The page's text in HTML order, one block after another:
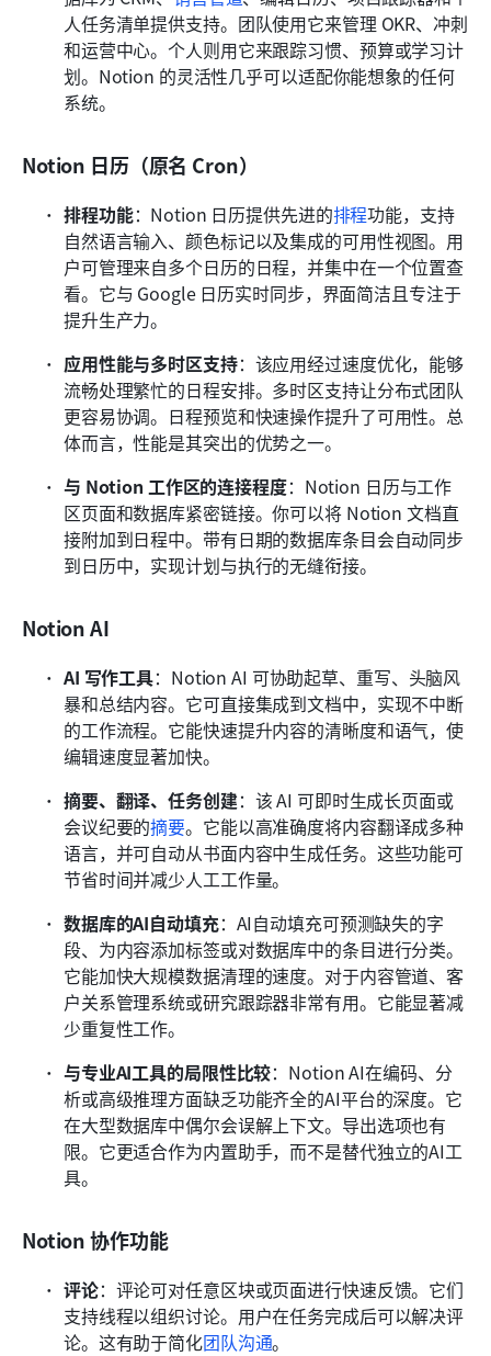
人任务清单提供支持。团队使用它来管理 OKR、冲刺
和运营中心。个人则用它来跟踪习惯、预算或学习计
划。Notion 的灵活性几乎可以适配你能想象的任何
系统。
Notion 日历（原名 Cron）
排程功能：Notion 日历提供先进的排程功能，支持
自然语言输入、颜色标记以及集成的可用性视图。用
户可管理来自多个日历的日程，并集中在一个位置查
看。它与 Google 日历实时同步，界面简洁且专注于
提升生产力。
应用性能与多时区支持：该应用经过速度优化，能够
流畅处理繁忙的日程安排。多时区支持让分布式团队
更容易协调。日程预览和快速操作提升了可用性。总
体而言，性能是其突出的优势之一。
与 Notion 工作区的连接程度：Notion 日历与工作
区页面和数据库紧密链接。你可以将 Notion 文档直
接附加到日程中。带有日期的数据库条目会自动同步
到日历中，实现计划与执行的无缝衔接。
Notion AI
AI 写作工具：Notion AI 可协助起草、重写、头脑风
暴和总结内容。它可直接集成到文档中，实现不中断
的工作流程。它能快速提升内容的清晰度和语气，使
编辑速度显著加快。
摘要、翻译、任务创建：该 AI 可即时生成长页面或
会议纪要的摘要。它能以高准确度将内容翻译成多种
语言，并可自动从书面内容中生成任务。这些功能可
节省时间并减少人工工作量。
数据库的AI自动填充：AI自动填充可预测缺失的字
段、为内容添加标签或对数据库中的条目进行分类。
它能加快大规模数据清理的速度。对于内容管道、客
户关系管理系统或研究跟踪器非常有用。它能显著减
少重复性工作。
与专业AI工具的局限性比较：Notion AI在编码、分
析或高级推理方面缺乏功能齐全的AI平台的深度。它
在大型数据库中偶尔会误解上下文。导出选项也有
限。它更适合作为内置助手，而不是替代独立的AI工
具。
Notion 协作功能
评论：评论可对任意区块或页面进行快速反馈。它们
支持线程以组织讨论。用户在任务完成后可以解决评
论。这有助于简化团队沟通。